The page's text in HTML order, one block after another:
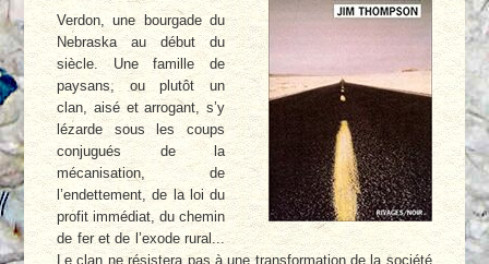
Verdon, une bourgade du
Nebraska au début du
siècle. Une famille de
paysans, ou plutôt un
clan, aisé et arrogant, s’y
lézarde sous les coups
conjugués de la
mécanisation, de
l’endettement, de la loi du
profit immédiat, du chemin
de fer et de l’exode rural...
Le clan ne résistera pas à une transformation de la société